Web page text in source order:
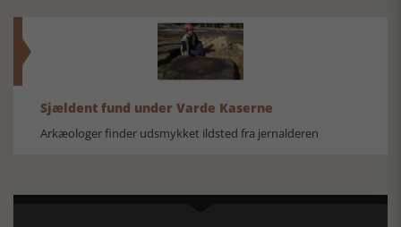
Sjældent fund under Varde Kaserne
Arkæologer finder udsmykket ildsted fra jernalderen